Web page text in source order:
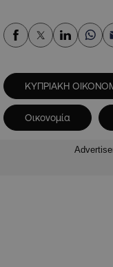
ΚΥΠΡΙΑΚΗ
Οικονομία